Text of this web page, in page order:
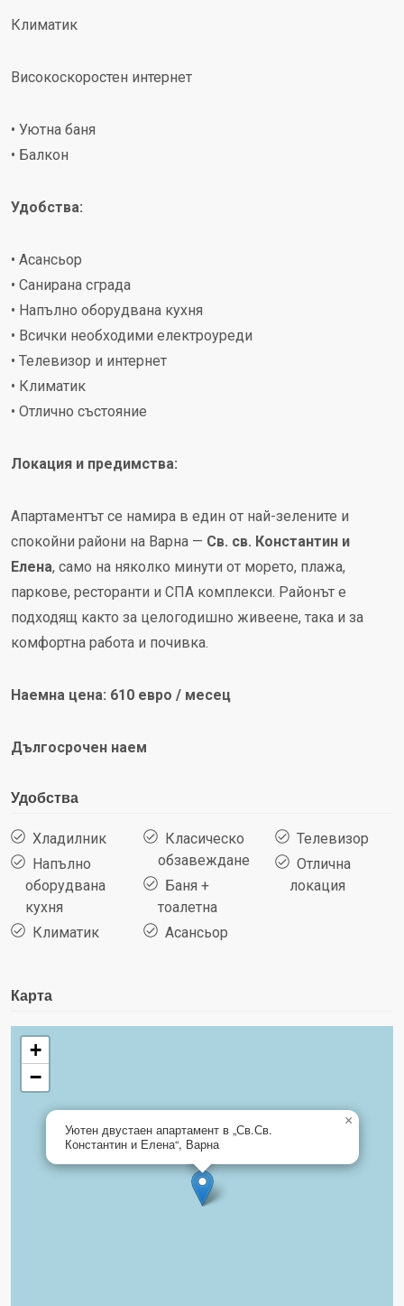
Климатик
Високоскоростен интернет
• Уютна баня
• Балкон
Удобства:
• Асансьор
• Санирана сграда
• Напълно оборудвана кухня
• Всички необходими електроуреди
• Телевизор и интернет
• Климатик
• Отлично състояние
Локация и предимства:
Апартаментът се намира в един от най-зелените и
спокойни райони на Варна — Св. св. Константин и
Елена, само на няколко минути от морето, плажа,
паркове, ресторанти и СПА комплекси. Районът е
подходящ както за целогодишно живеене, така и за
комфортна работа и почивка.
Наемна цена: 610 евро / месец
Дългосрочен наем
Удобства
Хладилник
Напълно
оборудвана
кухня
Климатик
Класическо
обзавеждане
Баня +
тоалетна
Асансьор
Телевизор
Отлична
локация
Карта
Уютен двустаен апартамент в „Св.Св.
Константин и Елена“, Варна
×
+
−